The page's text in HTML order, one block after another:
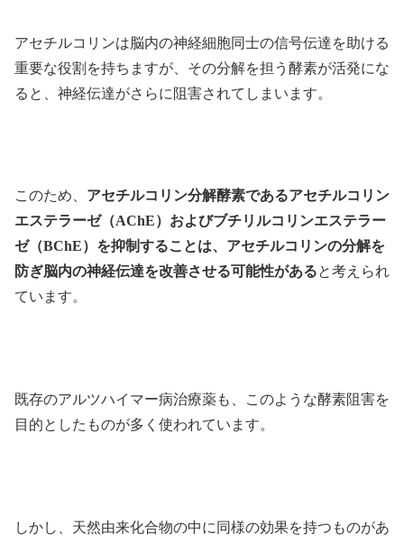
アセチルコリンは脳内の神経細胞同士の信号伝達を助ける
重要な役割を持ちますが、その分解を担う酵素が活発にな
ると、神経伝達がさらに阻害されてしまいます。
このため、 アセチルコリン分解酵素であるアセチルコリン
エステラーゼ（AChE）およびブチリルコリンエステラー
ゼ（BChE）を抑制することは、アセチルコリンの分解を
防ぎ脳内の神経伝達を改善させる可能性があると考えられ
ています。
既存のアルツハイマー病治療薬も、このような酵素阻害を
目的としたものが多く使われています。
しかし、天然由来化合物の中に同様の効果を持つものがあ